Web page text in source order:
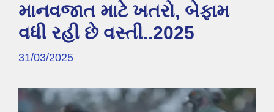
માનવજાત માટે ખતરો, બેફામ
વધી રહી છે વસ્તી..2025
31/03/2025